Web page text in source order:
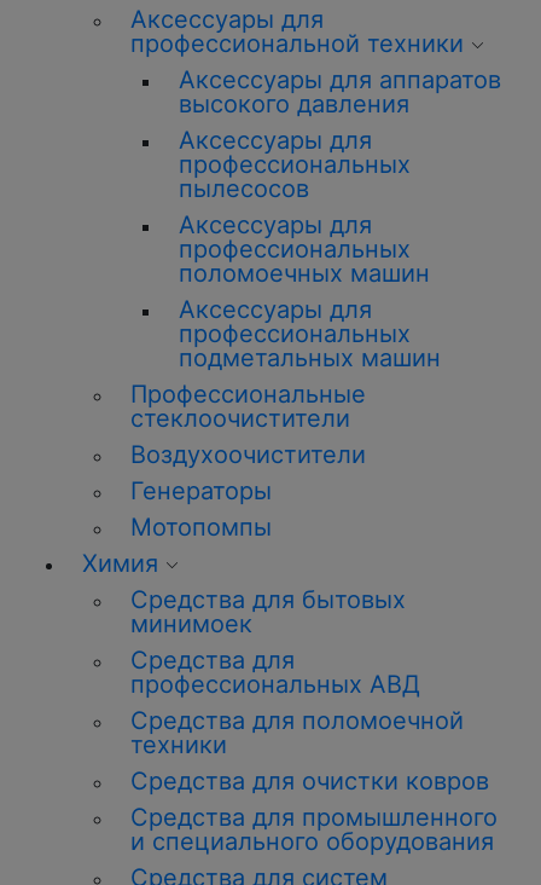
Аксессуары для
профессиональной техники
Аксессуары для аппаратов
высокого давления
Аксессуары для
профессиональных
пылесосов
Аксессуары для
профессиональных
поломоечных машин
Аксессуары для
профессиональных
подметальных машин
Профессиональные
стеклоочистители
Воздухоочистители
Генераторы
Мотопомпы
Химия
Средства для бытовых
минимоек
Средства для
профессиональных АВД
Средства для поломоечной
техники
Средства для очистки ковров
Средства для промышленного
и специального оборудования
Средства для систем